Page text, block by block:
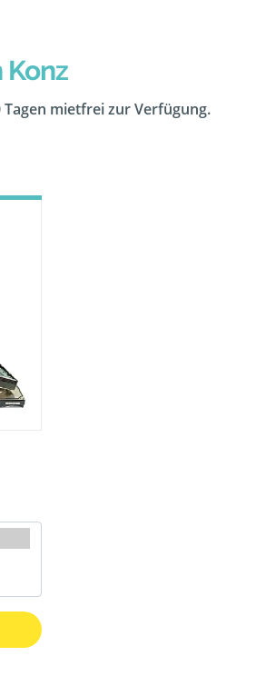
mietfrei zur Verfügung.